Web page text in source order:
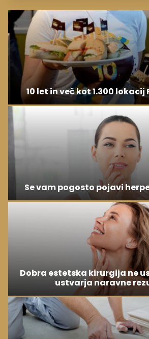
10 let in več kot 1.300 lokacij
Se vam pogosto pojavi
Dobra estetska kirurgija ne
ustvarja naravne